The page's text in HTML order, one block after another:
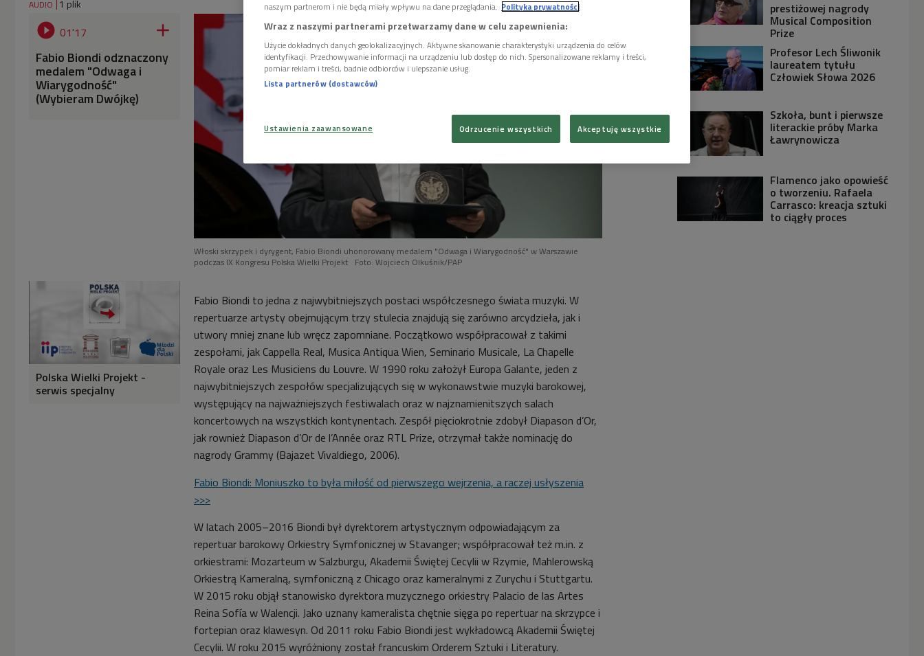
AUDIO 1 plik
 01'17 
Fabio Biondi odznaczony
medalem "Odwaga i
Wiarygodność"
(Wybieram Dwójkę)
Włoski skrzypek i dyrygent, Fabio Biondi uhonorowany medalem "Odwaga i Wiarygodność" w Warszawie
podczas IX Kongresu Polska Wielki Projekt Foto: Wojciech Olkuśnik/PAP
Polska Wielki Projekt -
serwis specjalny
Fabio Biondi to jedna z najwybitniejszych postaci współczesnego świata muzyki. W
repertuarze artysty obejmującym trzy stulecia znajdują się zarówno arcydzieła, jak i
utwory mniej znane lub wręcz zapomniane. Początkowo współpracował z takimi
zespołami, jak Cappella Real, Musica Antiqua Wien, Seminario Musicale, La Chapelle
Royale oraz Les Musiciens du Louvre. W 1990 roku założył Europa Galante, jeden z
najwybitniejszych zespołów specjalizujących się w wykonawstwie muzyki barokowej,
występujący na najważniejszych festiwalach oraz w najznamienitszych salach
koncertowych na wszystkich kontynentach. Zespół pięciokrotnie zdobył Diapason d’Or,
jak rownież Diapason d’Or de l’Année oraz RTL Prize, otrzymał także nominację do
nagrody Grammy (Bajazet Vivaldiego, 2006).
Fabio Biondi: Moniuszko to była miłość od pierwszego wejrzenia, a raczej usłyszenia
>>>
W latach 2005–2016 Biondi był dyrektorem artystycznym odpowiadającym za
repertuar barokowy Orkiestry Symfonicznej w Stavanger; współpracował też m.in. z
orkiestrami: Mozarteum w Salzburgu, Akademii Świętej Cecylii w Rzymie, Mahlerowską
Orkiestrą Kameralną, symfoniczną z Chicago oraz kameralnymi z Zurychu i Stuttgartu.
W 2015 roku objął stanowisko dyrektora muzycznego orkiestry Palacio de las Artes
Reina Sofía w Walencji. Jako uznany kameralista chętnie sięga po repertuar na skrzypce i
fortepian oraz klawesyn. Od 2011 roku Fabio Biondi jest wykładowcą Akademii Świętej
Cecylii. W roku 2015 wyróżniony został francuskim Orderem Sztuki i Literatury.
prestiżowej nagrody
Musical Composition
Prize
Profesor Lech Śliwonik
laureatem tytułu
Człowiek Słowa 2026
Szkoła, bunt i pierwsze
literackie próby Marka
Ławrynowicza
Flamenco jako opowieść
o tworzeniu. Rafaela
Carrasco: kreacja sztuki
to ciągły proces
naszym partnerom i nie będą miały wpływu na dane przeglądania. Polityka prywatności
Wraz z naszymi partnerami przetwarzamy dane w celu zapewnienia:
Użycie dokładnych danych geolokalizacyjnych. Aktywne skanowanie charakterystyki urządzenia do celów
identyfikacji. Przechowywanie informacji na urządzeniu lub dostęp do nich. Spersonalizowane reklamy i treści,
pomiar reklam i treści, badnie odbiorców i ulepszanie usług.
Lista partnerów (dostawców)
Ustawienia zaawansowane Odrzucenie wszystkich Akceptuję wszystkie